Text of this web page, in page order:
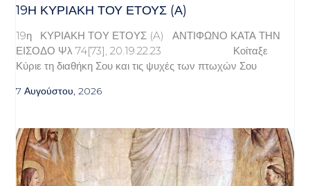
19Η ΚΥΡΙΑΚΉ ΤΟΥ ΈΤΟΥΣ (Α)
19η ΚΥΡΙΑΚΗ ΤΟΥ ΕΤΟΥΣ (A) ΑΝΤΙΦΩΝΟ ΚΑΤΑ ΤΗΝ
ΕΙΣΟΔΟ Ψλ 74[73], 20.19.22.23 Κοίταξε
Κύριε τη διαθήκη Σου και τις ψυχές των πτωχών Σου
7 Αυγούστου, 2026